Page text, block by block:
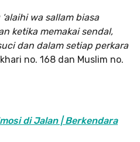
wa sallam biasa
ketika memakai sendal,
dan dalam setiap perkara
no. 168 dan Muslim no.
di Jalan | Berkendara